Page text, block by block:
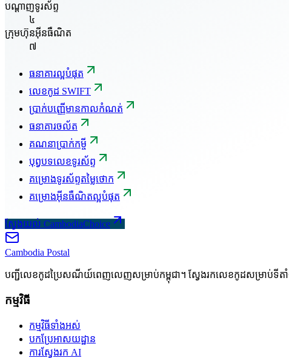
បណ្តាញទូរស័ព្ទ
៤
ក្រុមហ៊ុនអ៊ីនធឺណិត
៧
ធនាគារល្អបំផុត
លេខកូដ SWIFT
ប្រាក់បញ្ញើមានកាលកំណត់
ធនាគារចល័ត
គណនាប្រាក់កម្ចី
បុព្វបទលេខទូរស័ព្ទ
គម្រោងទូរស័ព្ទតម្លៃថោក
គម្រោងអ៊ីនធឺណិតល្អបំផុត
ស្វែងយល់ CambodiaChoice
Cambodia Postal
បញ្ជីលេខកូដប្រៃសណីយ៍ពេញលេញសម្រាប់កម្ពុជា។ ស្វែងរកលេខកូដសម្រាប់
កម្មវិធី
កម្មវិធីទាំងអស់
បកប្រែអាសយដ្ឋាន
ការស្វែងរក AI